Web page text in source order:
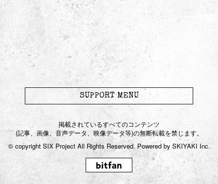
to Karyu
Blog
Gallery
Movie
Live / Radio
Streaming
Chat Room
SUPPORT MENU
掲載されているすべてのコンテンツ
(記事、画像、音声データ、映像データ等)の無断転載を禁じます。
© copyright SIX Project All Rights Reserved. Powered bySKIYAKI Inc.